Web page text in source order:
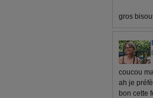
gros
coucou
ah je
bon cette